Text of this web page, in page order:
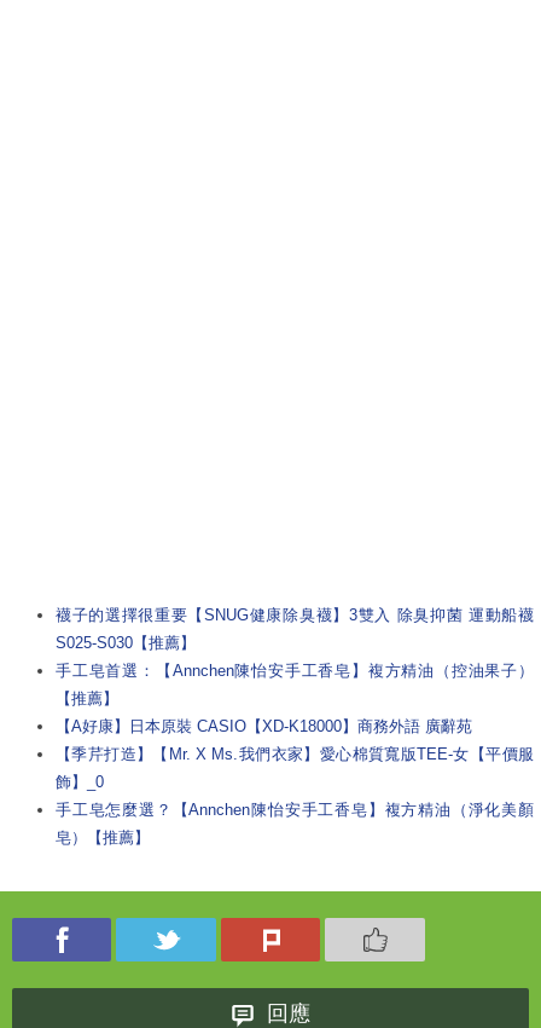
襪子的選擇很重要【SNUG健康除臭襪】3雙入 除臭抑菌 運動船襪
S025-S030【推薦】
手工皂首選：【Annchen陳怡安手工香皂】複方精油（控油果子）
【推薦】
【A好康】日本原裝 CASIO【XD-K18000】商務外語 廣辭苑
【季芹打造】【Mr. X Ms.我們衣家】愛心棉質寬版TEE-女【平價服
飾】_0
手工皂怎麼選？【Annchen陳怡安手工香皂】複方精油（淨化美顏
皂）【推薦】
回應